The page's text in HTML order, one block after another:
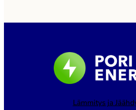
Lämmitys ja